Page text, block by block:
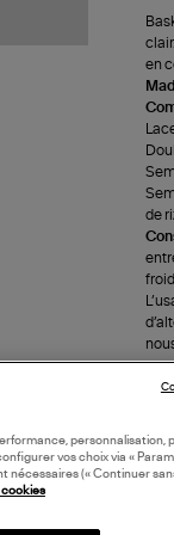
en
de
personnalisation,
vos choix via «
nécessaires (« Continuer